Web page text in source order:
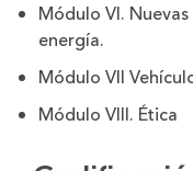
Módulo VI.
energía.
Módulo VII
Módulo VIII. Ética